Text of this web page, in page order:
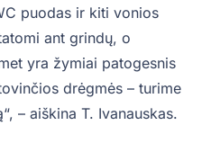
puodas ir kiti vonios
ant grindų, o
yra žymiai patogesnis
drėgmės – turime
– aiškina T. Ivanauskas.